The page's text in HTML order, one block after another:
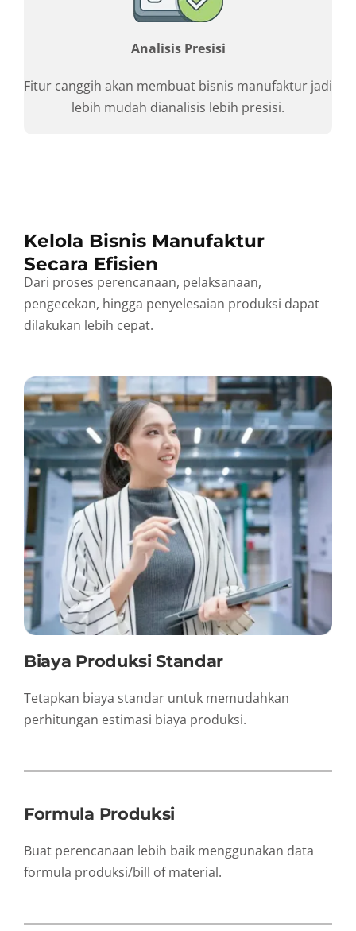
Analisis Presisi
Fitur canggih akan membuat bisnis manufaktur jadi
lebih mudah dianalisis lebih presisi.
Kelola Bisnis Manufaktur
Secara Efisien
Dari proses perencanaan, pelaksanaan,
pengecekan, hingga penyelesaian produksi dapat
dilakukan lebih cepat.
Biaya Produksi Standar
Tetapkan biaya standar untuk memudahkan
perhitungan estimasi biaya produksi.
Formula Produksi
Buat perencanaan lebih baik menggunakan data
formula produksi/bill of material.